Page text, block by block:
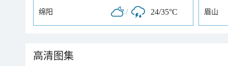
绵阳 / 24/35°C 眉山
高清图集